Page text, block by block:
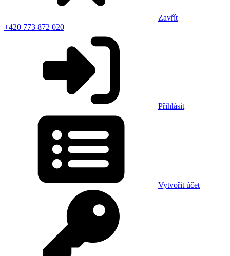
Zavřít
+420 773 872 020
Přihlásit
Vytvořit účet